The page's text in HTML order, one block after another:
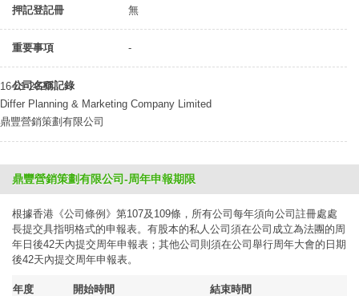
押記登記冊 無
重要事項 -
公司名稱記錄
16-01-2020
Differ Planning & Marketing Company Limited
鼎豐營銷策劃有限公司
鼎豐營銷策劃有限公司-周年申報期限
根據香港《公司條例》第107及109條，所有公司每年須向公司註冊處處
長提交具指明格式的申報表。有股本的私人公司須在公司成立為法團的周
年日後42天內提交周年申報表；其他公司則須在公司舉行周年大會的日期
後42天內提交周年申報表。
年度 開始時間 結束時間